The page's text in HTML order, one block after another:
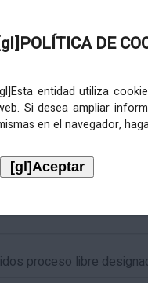
DE
entidad utiliza
Si desea ampliar
en el navegador,
1º exercicio e
2º exercicio e
definitiva concurso
alegacións ao
proceso libre